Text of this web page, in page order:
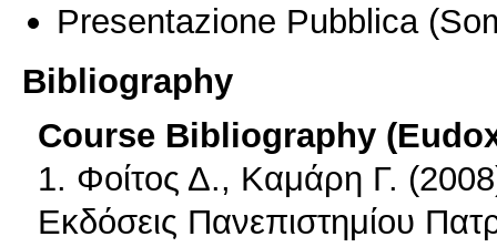
Presentazione Pubblica
Bibliography
Course Bibliography
1. Φοίτος Δ., Καμάρη Γ.
Εκδόσεις Πανεπιστημίου